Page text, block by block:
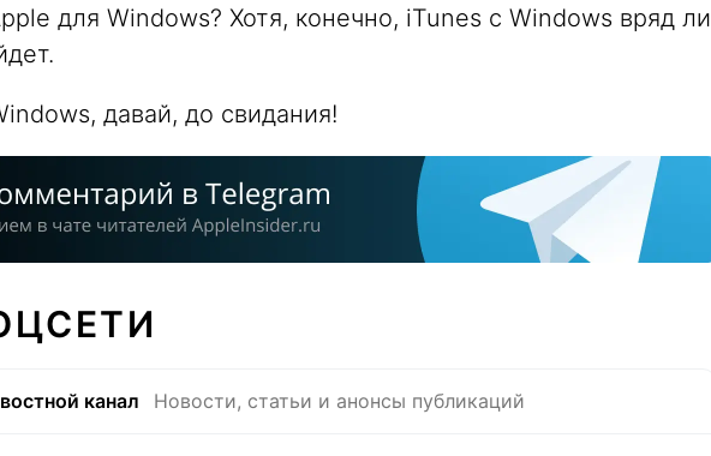
для Windows? Хотя, конечно, iTunes с Windows вряд ли
давай, до свидания!
канал Новости, статьи и анонсы публикаций